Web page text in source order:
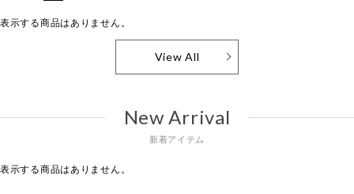
表示する商品はありません。
View All
New Arrival
新着アイテム
表示する商品はありません。